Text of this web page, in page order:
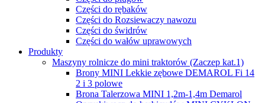
Części do rębaków
Części do Rozsiewaczy nawozu
Części do świdrów
Części do wałów uprawowych
Produkty
Maszyny rolnicze do mini traktorów (Zaczep kat.1)
Brony MINI Lekkie zębowe DEMAROL Fi 14
2 i 3 polowe
Brona Talerzowa MINI 1,2m-1,4m Demarol